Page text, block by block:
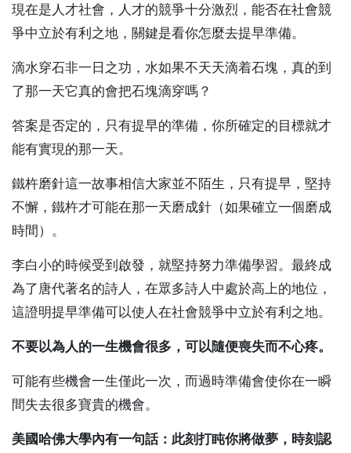
現在是人才社會，人才的競爭十分激烈，能否在社會競
爭中立於有利之地，關鍵是看你怎麼去提早準備。
滴水穿石非一日之功，水如果不天天滴着石塊，真的到
了那一天它真的會把石塊滴穿嗎？
答案是否定的，只有提早的準備，你所確定的目標就才
能有實現的那一天。
鐵杵磨針這一故事相信大家並不陌生，只有提早，堅持
不懈，鐵杵才可能在那一天磨成針（如果確立一個磨成
時間）。
李白小的時候受到啟發，就堅持努力準備學習。最終成
為了唐代著名的詩人，在眾多詩人中處於高上的地位，
這證明提早準備可以使人在社會競爭中立於有利之地。
不要以為人的一生機會很多，可以隨便喪失而不心疼。
可能有些機會一生僅此一次，而過時準備會使你在一瞬
間失去很多寶貴的機會。
美國哈佛大學內有一句話：此刻打盹你將做夢，時刻認